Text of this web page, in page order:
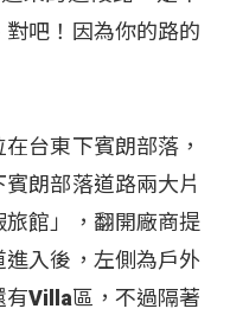
吧！因為你的路的
台東下賓朗部落，
朗部落道路兩大片
館」，翻開廠商提
入後，左側為戶外
Villa區，不過隔著